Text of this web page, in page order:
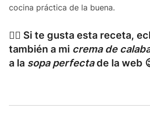
cocina práctica de la buena.
👉🏻 Si te gusta esta receta,
también a mi crema de
a la sopa perfectade la web